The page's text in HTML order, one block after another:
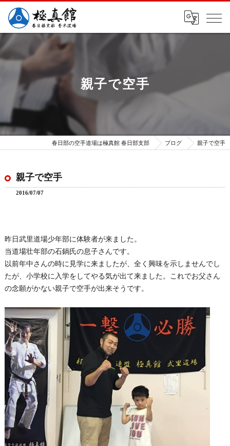
親子で空手
春日部の空手道場は極真館 春日部支部 ブログ 親子で空手
親子で空手
2016/07/07
昨日武里道場少年部に体験者が来ました。
当道場壮年部の石鍋氏の息子さんです。
以前年中さんの時に見学に来ましたが、全く興味を示しませんでし
たが、小学校に入学をしてやる気が出て来ました。これでお父さん
の念願がかない親子で空手が出来そうです。